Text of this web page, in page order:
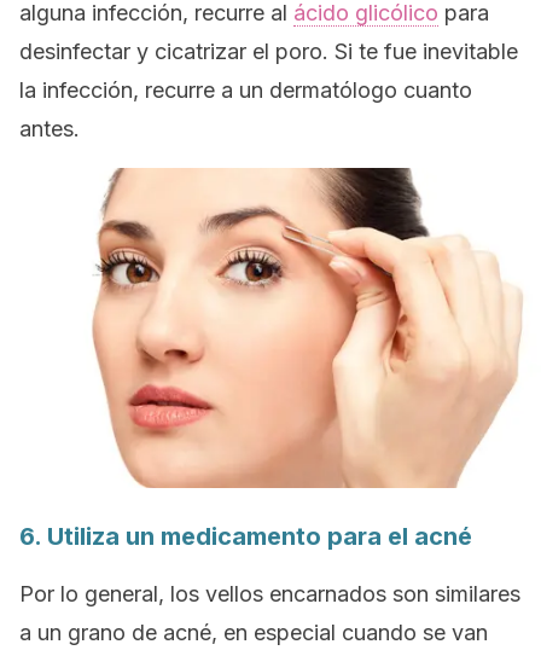
alguna infección, recurre al ácido glicólico para
desinfectar y cicatrizar el poro. Si te fue inevitable
la infección, recurre a un dermatólogo cuanto
antes.
6. Utiliza un medicamento para el acné
Por lo general, los vellos encarnados son similares
a un grano de acné, en especial cuando se van